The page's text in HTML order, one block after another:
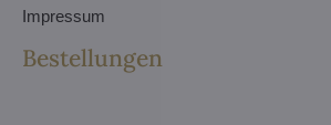
Impressum
Bestellungen